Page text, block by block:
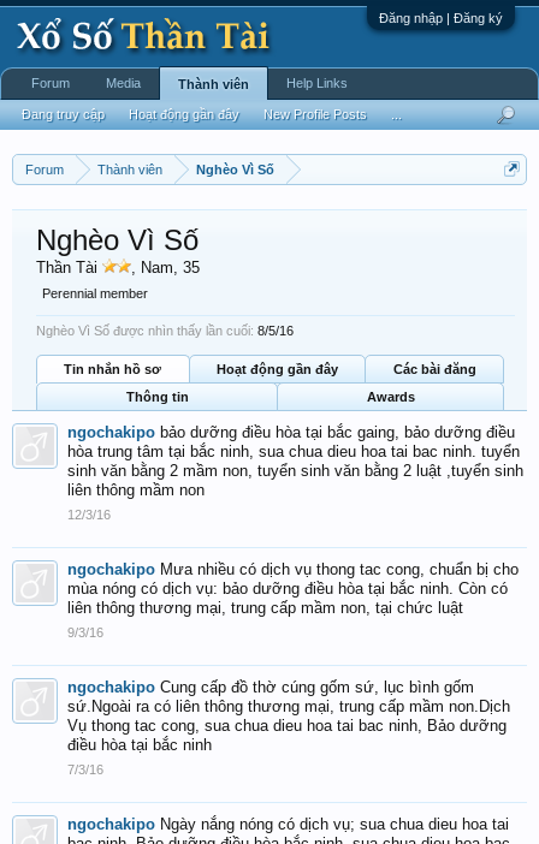
Đăng nhập | Đăng ký
Forum Thành viên Nghèo Vì Số
Nghèo Vì Số
Thần Tài , Nam, 35
Perennial member
Nghèo Vì Số được nhìn thấy lần cuối: 8/5/16
Tin nhắn hồ sơ Hoạt động gần đây
Các bài đăng
Thông tin
Awards
ngochakipo bảo dưỡng điều hòa tại bắc gaing, bảo dưỡng điều
hòa trung tâm tại bắc ninh, sua chua dieu hoa tai bac ninh. tuyển
sinh văn bằng 2 mầm non, tuyển sinh văn bằng 2 luật ,tuyển sinh
liên thông mầm non
12/3/16
ngochakipo Mưa nhiều có dịch vụ thong tac cong, chuẩn bị cho
mùa nóng có dịch vụ: bảo dưỡng điều hòa tại bắc ninh. Còn có
liên thông thương mại, trung cấp mầm non, tại chức luật
9/3/16
ngochakipo Cung cấp đồ thờ cúng gốm sứ, lục bình gốm
sứ.Ngoài ra có liên thông thương mại, trung cấp mầm non.Dịch
Vụ thong tac cong, sua chua dieu hoa tai bac ninh, Bảo dưỡng
điều hòa tại bắc ninh
7/3/16
ngochakipo Ngày nắng nóng có dịch vụ; sua chua dieu hoa tai
Forum Media Thành viên
Đang truy cập Hoạt động gần đây New Profile Posts
Help Links